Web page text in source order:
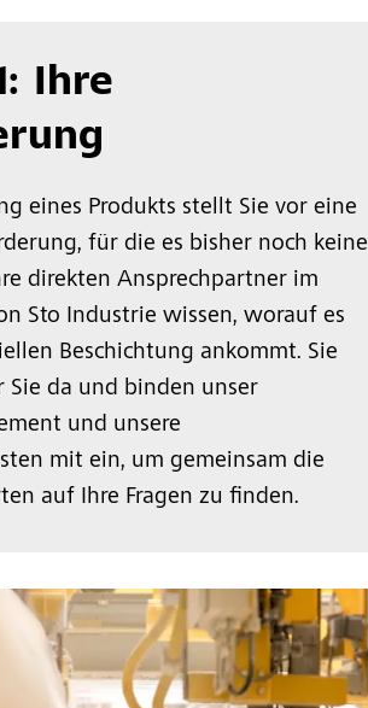
Ihre
eines Produkts stellt Sie vor eine
für die es bisher noch keine
direkten Ansprechpartner im
Sto Industrie wissen, worauf es
Beschichtung ankommt. Sie
Sie da und binden unser
und unsere
mit ein, um gemeinsam die
auf Ihre Fragen zu finden.